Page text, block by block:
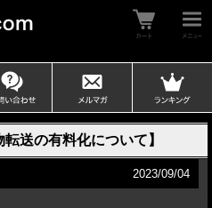
転送の有料化について】
2023/09/04